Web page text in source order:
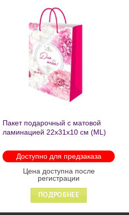
Добавить
Пакет подарочный с матовой
ламинацией 22х31х10 см (ML)
Доступно для предзаказа
Цена доступна после
регистрации
ПОДРОБНЕЕ